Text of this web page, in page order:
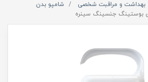
بهداشت و مراقبت شخصی
شامپو بدن
بوستینگ جنسینگ سینره